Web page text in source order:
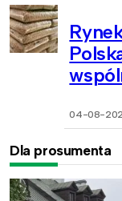
04-08-
Dla prosumenta